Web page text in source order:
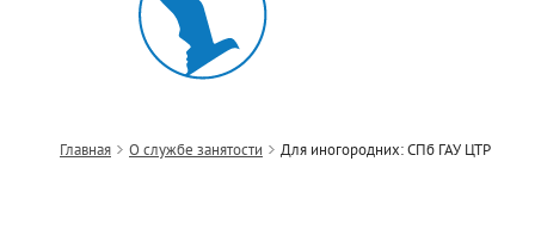
Главная О службе занятости Для иногородних: СПб ГАУ ЦТР